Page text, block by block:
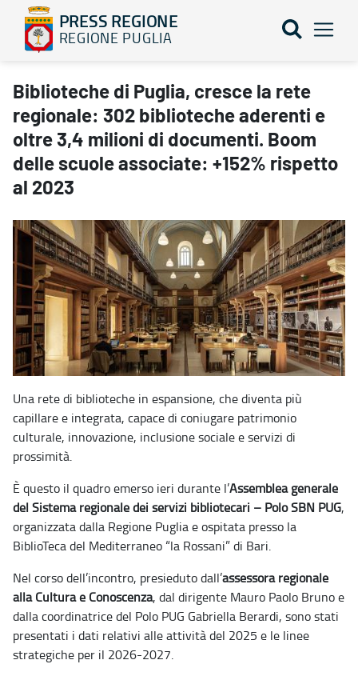
PRESS REGIONE
REGIONE PUGLIA
Biblioteche di Puglia, cresce la rete regionale: 302 biblioteche
Biblioteche di Puglia, cresce la rete
regionale: 302 biblioteche aderenti e
oltre 3,4 milioni di documenti. Boom
delle scuole associate: +152% rispetto
al 2023
Una rete di biblioteche in espansione, che diventa più
capillare e integrata, capace di coniugare patrimonio
culturale, innovazione, inclusione sociale e servizi di
prossimità.
È questo il quadro emerso ieri durante l’Assemblea generale
del Sistema regionale dei servizi bibliotecari – Polo SBN PUG,
organizzata dalla Regione Puglia e ospitata presso la
BiblioTeca del Mediterraneo “la Rossani” di Bari.
Nel corso dell’incontro, presieduto dall’assessora regionale
alla Cultura e Conoscenza, dal dirigente Mauro Paolo Bruno e
dalla coordinatrice del Polo PUG Gabriella Berardi, sono stati
presentati i dati relativi alle attività del 2025 e le linee
strategiche per il 2026-2027.